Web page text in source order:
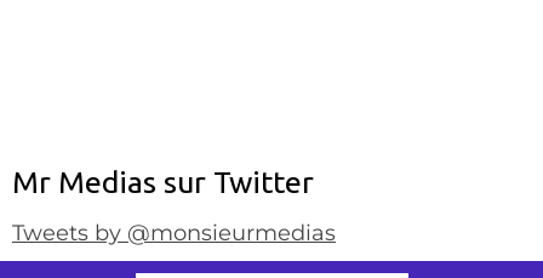
Mr Medias sur Twitter
Tweets by @monsieurmedias